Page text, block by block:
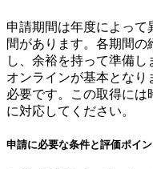
申請期間は年度によって
間があります。各期間
し、余裕を持って準備
オンラインが基本とな
必要です。この取得には
に対応してください。
申請に必要な条件と評価ポイン